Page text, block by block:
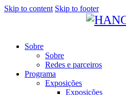
Skip to content Skip to footer
Sobre
Sobre
Redes e parceiros
Programa
Exposições
Exposições